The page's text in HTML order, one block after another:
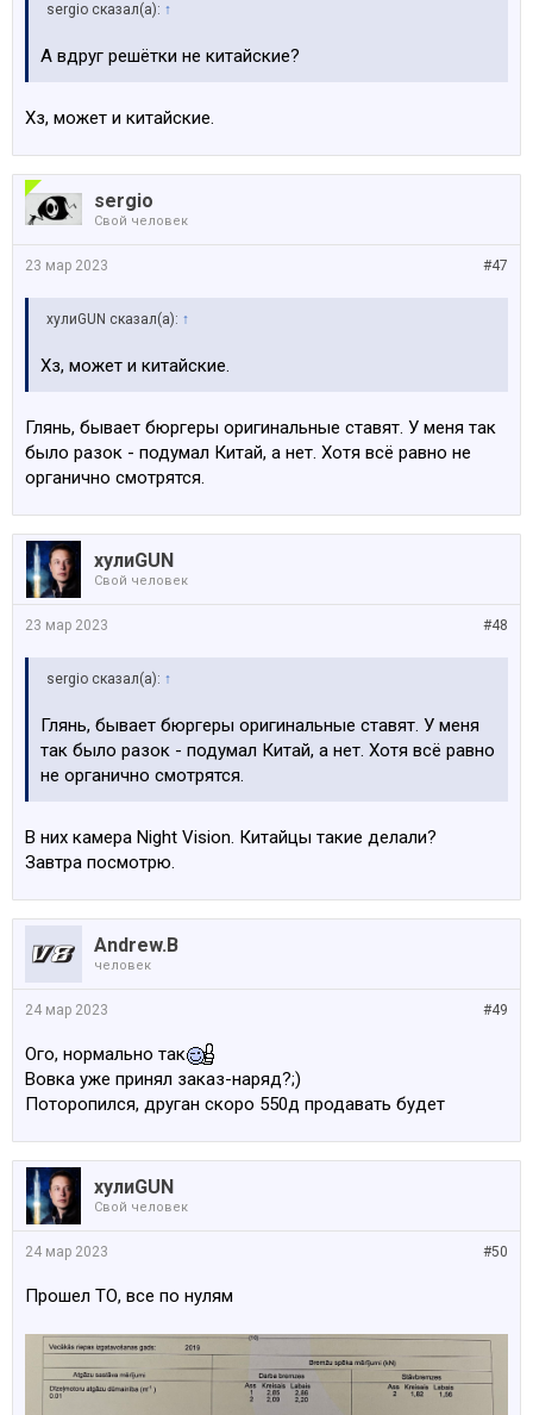
sergio сказал(а): ↑
А вдруг решётки не китайские?
Хз, может и китайские.
sergio
Свой человек
#47
23 мар 2023
хулиGUN сказал(а): ↑
Хз, может и китайские.
Глянь, бывает бюргеры оригинальные ставят. У меня так
было разок - подумал Китай, а нет. Хотя всё равно не
органично смотрятся.
хулиGUN
Свой человек
#48
23 мар 2023
sergio сказал(а): ↑
Глянь, бывает бюргеры оригинальные ставят. У меня
так было разок - подумал Китай, а нет. Хотя всё равно
не органично смотрятся.
В них камера Night Vision. Китайцы такие делали?
Завтра посмотрю.
Andrew.B
человек
#49
24 мар 2023
Ого, нормально так
Вовка уже принял заказ-наряд?;)
Поторопился, друган скоро 550д продавать будет
хулиGUN
Свой человек
#50
24 мар 2023
Прошел ТО, все по нулям